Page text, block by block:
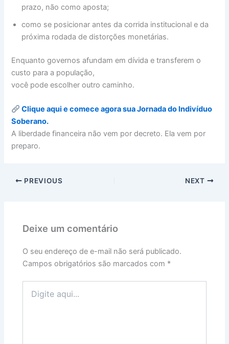
prazo, não como aposta;
como se posicionar antes da corrida institucional e da
próxima rodada de distorções monetárias.
Enquanto governos afundam em dívida e transferem o
custo para a população,
você pode escolher outro caminho.
Clique aqui e comece agora sua Jornada do Indivíduo
Soberano.
A liberdade financeira não vem por decreto. Ela vem por
preparo.
PREVIOUS NEXT
Deixe um comentário
O seu endereço de e-mail não será publicado.
Campos obrigatórios são marcados com *
aqui...